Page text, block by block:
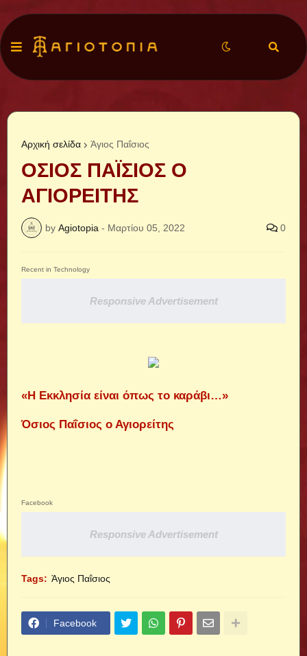
Αρχική σελίδα Άγιος Παΐσιος
ΟΣΙΟΣ ΠΑΪΣΙΟΣ Ο
ΑΓΙΟΡΕΙΤΗΣ
by Agiotopia - Μαρτίου 05, 2022 0
Recent in Technology
Responsive Advertisement
«Η Εκκλησία είναι όπως το καράβι…»
Όσιος Παΐσιος ο Αγιορείτης
Facebook
Responsive Advertisement
Tags: Άγιος Παΐσιος
Facebook